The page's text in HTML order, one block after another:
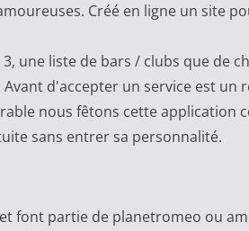
Créé en ligne un site
une liste de bars / clubs que de
d'accepter un service est
nous fêtons cette application
sans entrer sa personnalité.
font partie de planetromeo ou